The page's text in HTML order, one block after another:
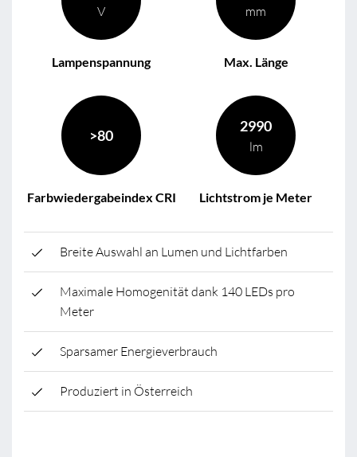
V
Lampenspannung
mm
Max. Länge
>80
Farbwiedergabeindex CRI
2990
lm
Lichtstrom je Meter
Breite Auswahl an Lumen und Lichtfarben
Maximale Homogenität dank 140 LEDs pro
Meter
Sparsamer Energieverbrauch
Produziert in Österreich